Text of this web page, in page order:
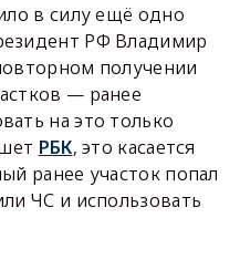
в силу ещё одно
РФ Владимир
получении
— ранее
на это только
РБК, это касается
ранее участок попал
ЧС и использовать